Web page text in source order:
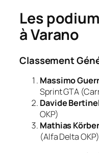
Les
à Varano
Classement
Massimo
Sprint GTA
Davide
OKP)
Mathias
(Alfa Delta OKP)